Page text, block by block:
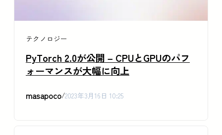
テクノロジー
PyTorch 2.0が公開 – CPUとGPUのパフ
ォーマンスが大幅に向上
masapoco/2023年3月16日 10:25